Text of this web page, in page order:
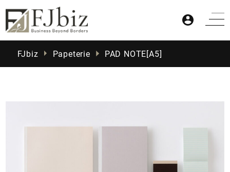
FJbiz Papeterie PAD NOTE[A5]